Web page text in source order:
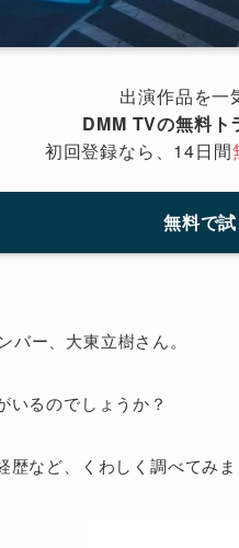
出演作品を一
DMM TVの無料ト
初回登録なら、14日間
無料で
バー、大東立樹さん。
いるのでしょうか？
など、くわしく調べてみま